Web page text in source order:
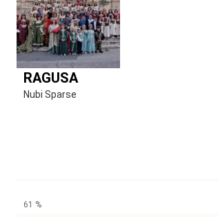
RAGUSA
Nubi Sparse
61 %